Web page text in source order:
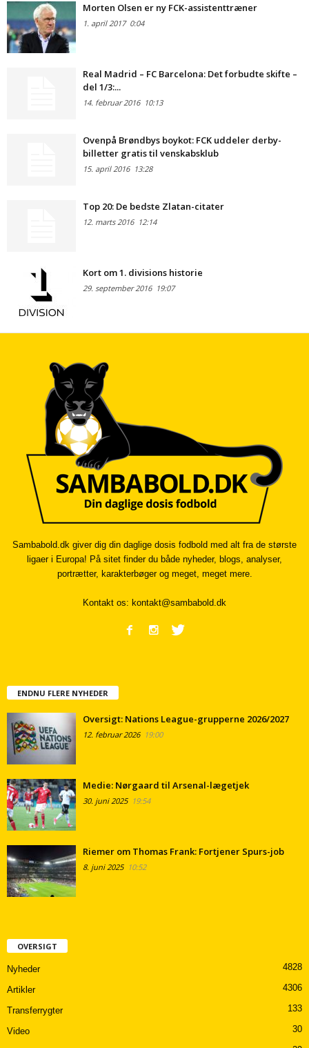
Morten Olsen er ny FCK-assistenttræner
1. april 20170:04
Real Madrid – FC Barcelona: Det forbudte skifte –
del 1/3:...
14. februar 201610:13
Ovenpå Brøndbys boykot: FCK uddeler derby-
billetter gratis til venskabsklub
15. april 201613:28
Top 20: De bedste Zlatan-citater
12. marts 201612:14
Kort om 1. divisions historie
29. september 201619:07
Sambabold.dk giver dig din daglige dosis fodbold med alt fra de største
ligaer i Europa! På sitet finder du både nyheder, blogs, analyser,
portrætter, karakterbøger og meget, meget mere.
Kontakt os: kontakt@sambabold.dk
ENDNU FLERE NYHEDER
Oversigt: Nations League-grupperne 2026/2027
12. februar 202619:00
Medie: Nørgaard til Arsenal-lægetjek
30. juni 202519:54
Riemer om Thomas Frank: Fortjener Spurs-job
8. juni 202510:52
OVERSIGT
Nyheder 4828
Artikler 4306
Transferrygter 133
Video 30